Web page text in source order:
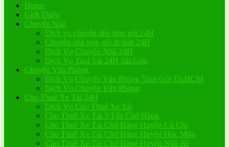
Home
Giới Thiệu
Chuyển Nhà
Dịch vụ chuyển nhà trọn gói 24H
Chuyển nhà trọn gói đi tỉnh 24H
Dịch Vụ Chuyển Nhà 24H
Dịch Vụ Taxi Tải 24H Sài Gòn
Chuyển Văn Phòng
Dịch Vụ Chuyển Văn Phòng Trọn Gói Tp.HCM
Dịch Vụ Chuyển Văn Phòng
Cho Thuê Xe Tải 24H
Dịch Vụ Cho Thuê Xe Tải
Cho Thuê Xe Tải 5 Tấn Chở Hàng
Cho Thuê Xe Tải Chở Hàng Huyện Củ Chi
Cho Thuê Xe Tải Chở Hàng Huyện Hóc Môn
Cho Thuê Xe Tải Chở Hàng Huyện Nhà Bè